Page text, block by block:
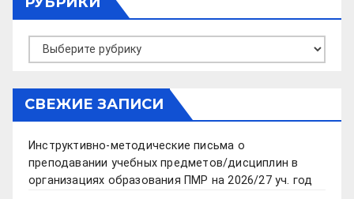
Рубрики
СВЕЖИЕ ЗАПИСИ
Инструктивно-методические письма о
преподавании учебных предметов/дисциплин в
организациях образования ПМР на 2026/27 уч. год